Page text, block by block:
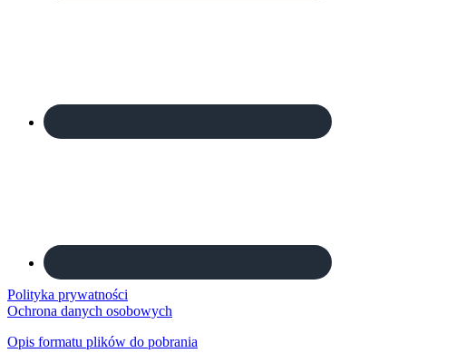
Polityka prywatności
Ochrona danych osobowych
Opis formatu plików do pobrania